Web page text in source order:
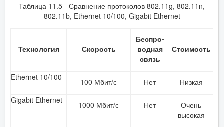
Таблица 11.5 - Сравнение протоколов 802.11g, 802.11n,
802.11b, Ethernet 10/100, Gigabit Ethernet
Технология Скорость
Беспро-
водная
связь
Стоимость
Ethernet 10/100 100 Мбит/с Нет
Низкая
Gigabit Ethernet
1000 Мбит/с Нет
Очень
высокая